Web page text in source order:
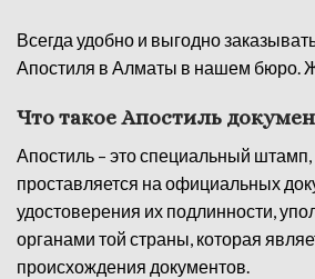
Всегда удобно и выгодно
Апостиля в Алматы в нашем бюро.
Что такое Апостиль
Апостиль – это специальный
проставляется на официальных
удостоверения их подлинности,
органами той страны, которая
происхождения документов.